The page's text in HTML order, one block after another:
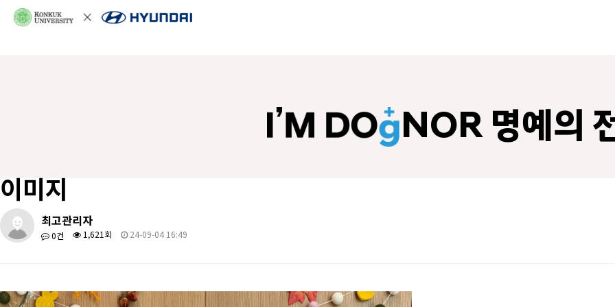
NOR 명예의
이미지
최고관리자
0건 1,621회 24-09-04 16:49